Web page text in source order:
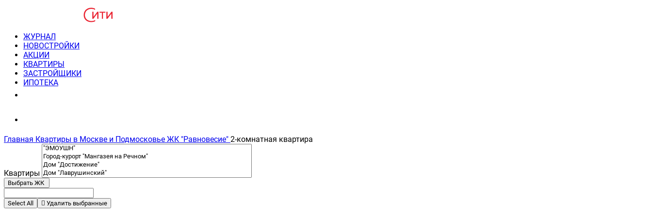
ЖУРНАЛ
НОВОСТРОЙКИ
АКЦИИ
КВАРТИРЫ
ЗАСТРОЙЩИКИ
ИПОТЕКА
Главная Квартиры в Москве и Подмосковье ЖК "Равновесие" 2-комнатная квартира
Квартиры
Выбрать ЖК
Select All Удалить выбранные